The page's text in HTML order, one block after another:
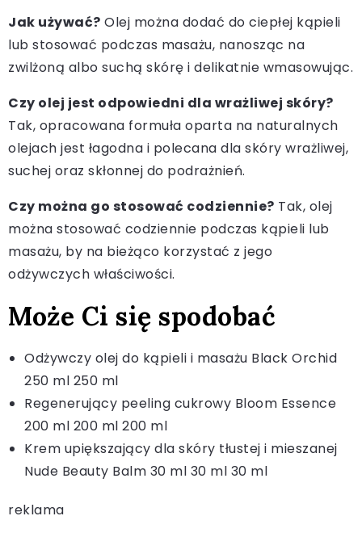
Jak używać? Olej można dodać do ciepłej kąpieli
lub stosować podczas masażu, nanosząc na
zwilżoną albo suchą skórę i delikatnie wmasowując.
Czy olej jest odpowiedni dla wrażliwej skóry?
Tak, opracowana formuła oparta na naturalnych
olejach jest łagodna i polecana dla skóry wrażliwej,
suchej oraz skłonnej do podrażnień.
Czy można go stosować codziennie? Tak, olej
można stosować codziennie podczas kąpieli lub
masażu, by na bieżąco korzystać z jego
odżywczych właściwości.
Może Ci się spodobać
Odżywczy olej do kąpieli i masażu Black Orchid
250 ml 250 ml
Regenerujący peeling cukrowy Bloom Essence
200 ml 200 ml 200 ml
Krem upiększający dla skóry tłustej i mieszanej
Nude Beauty Balm 30 ml 30 ml 30 ml
reklama